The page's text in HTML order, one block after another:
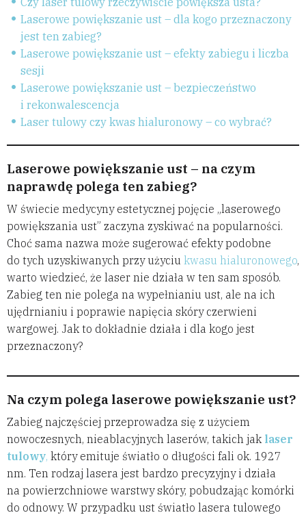
Laserowe powiększanie ust – dla kogo przeznaczony
jest ten zabieg?
Laserowe powiększanie ust – efekty zabiegu i liczba
sesji
Laserowe powiększanie ust – bezpieczeństwo
i rekonwalescencja
Laser tulowy czy kwas hialuronowy – co wybrać?
Laserowe powiększanie ust – na czym
naprawdę polega ten zabieg?
W świecie medycyny estetycznej pojęcie „laserowego
powiększania ust” zaczyna zyskiwać na popularności.
Choć sama nazwa może sugerować efekty podobne
do tych uzyskiwanych przy użyciu kwasu hialuronowego,
warto wiedzieć, że laser nie działa w ten sam sposób.
Zabieg ten nie polega na wypełnianiu ust, ale na ich
ujędrnianiu i poprawie napięcia skóry czerwieni
wargowej. Jak to dokładnie działa i dla kogo jest
przeznaczony?
Na czym polega laserowe powiększanie ust?
Zabieg najczęściej przeprowadza się z użyciem
nowoczesnych, nieablacyjnych laserów, takich jak laser
tulowy, który emituje światło o długości fali ok. 1927
nm. Ten rodzaj lasera jest bardzo precyzyjny i działa
na powierzchniowe warstwy skóry, pobudzając komórki
do odnowy. W przypadku ust światło lasera tulowego